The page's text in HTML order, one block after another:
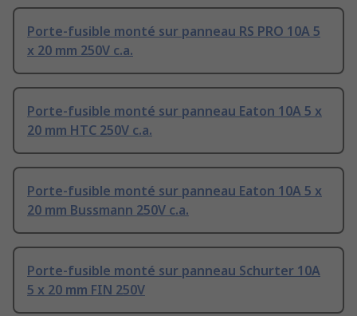
Porte-fusible monté sur panneau RS PRO 10A 5
x 20 mm 250V c.a.
Porte-fusible monté sur panneau Eaton 10A 5 x
20 mm HTC 250V c.a.
Porte-fusible monté sur panneau Eaton 10A 5 x
20 mm Bussmann 250V c.a.
Porte-fusible monté sur panneau Schurter 10A
5 x 20 mm FIN 250V